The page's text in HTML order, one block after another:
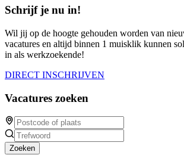
Schrijf je nu in!
Wil jij op de hoogte gehouden worden van
vacatures en altijd binnen 1 muisklik kunnen
in als werkzoekende!
DIRECT INSCHRIJVEN
Vacatures zoeken
Zoeken